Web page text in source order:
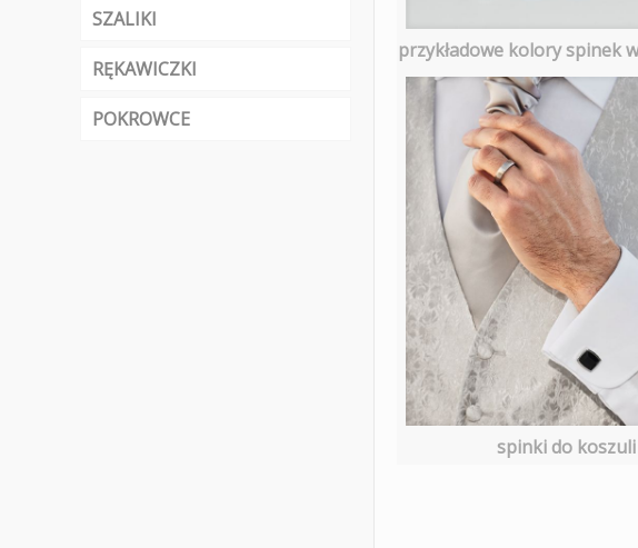
przykładowe kolory spinek
spinki do koszuli
SZALIKI
RĘKAWICZKI
POKROWCE